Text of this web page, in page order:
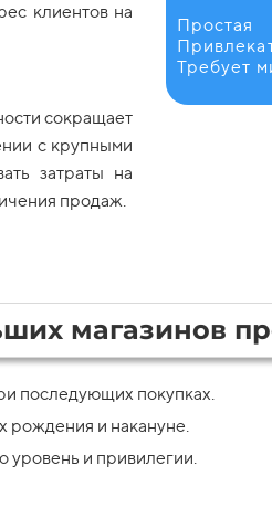
клиентов на
сокращает
с крупными
затраты на
продаж.
Простая
Требует
магазинов
последующих покупках.
рождения и накануне.
уровень и привилегии.